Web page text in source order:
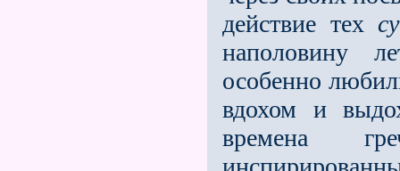
действие тех
наполовину
особенно
вдохом и
времена